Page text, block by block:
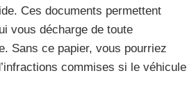
Ces documents permettent
vous décharge de toute
Sans ce papier, vous pourriez
commises si le véhicule